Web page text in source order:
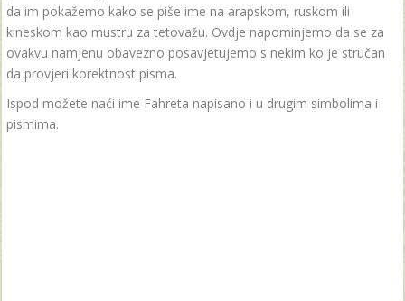
da im pokažemo kako se piše ime na arapskom, ruskom ili
kineskom kao mustru za tetovažu. Ovdje napominjemo da se za
ovakvu namjenu obavezno posavjetujemo s nekim ko je stručan
da provjeri korektnost pisma.
Ispod možete naći ime Fahreta napisano i u drugim simbolima i
pismima.